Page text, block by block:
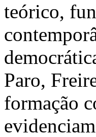
teórico,
Paro,
formação